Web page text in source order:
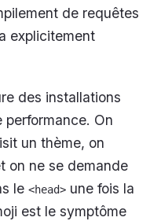
de requêtes
explicitement
des installations
performance. On
un thème, on
on ne se demande
le <head> une fois la
est le symptôme